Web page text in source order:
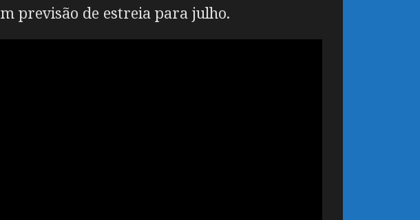
previsão de estreia para julho.